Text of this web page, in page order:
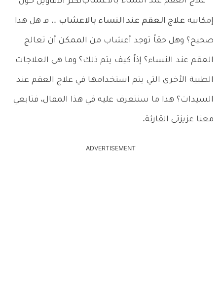
إمكانية علاج العقم عند النساء بالاعشاب .. فـ هل هذا
صحيح؟ وهل حقاً توجد أعشاب من الممكن أن تعالج
العقم عند النساء؟ إذاً كيف يتم ذلك؟ وما هي العلاجات
الطبية الأخرى التي يتم استخدامها في علاج العقم عند
السيدات؟ هذا ما سنتعرف عليه في هذا المقال، فتابعي
معنا عزيزتي القارئة.
ADVERTISEMENT